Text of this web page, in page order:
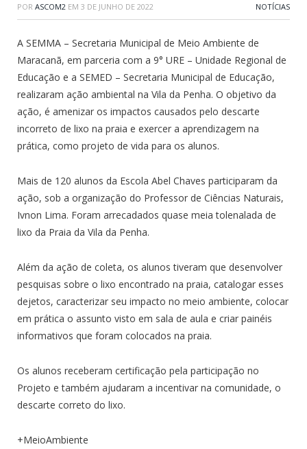
POR ASCOM2 EM 3 DE JUNHO DE 2022 NOTÍCIAS
A SEMMA – Secretaria Municipal de Meio Ambiente de
Maracanã, em parceria com a 9° URE – Unidade Regional de
Educação e a SEMED – Secretaria Municipal de Educação,
realizaram ação ambiental na Vila da Penha. O objetivo da
ação, é amenizar os impactos causados pelo descarte
incorreto de lixo na praia e exercer a aprendizagem na
prática, como projeto de vida para os alunos.
Mais de 120 alunos da Escola Abel Chaves participaram da
ação, sob a organização do Professor de Ciências Naturais,
Ivnon Lima. Foram arrecadados quase meia tolenalada de
lixo da Praia da Vila da Penha.
Além da ação de coleta, os alunos tiveram que desenvolver
pesquisas sobre o lixo encontrado na praia, catalogar esses
dejetos, caracterizar seu impacto no meio ambiente, colocar
em prática o assunto visto em sala de aula e criar painéis
informativos que foram colocados na praia.
Os alunos receberam certificação pela participação no
Projeto e também ajudaram a incentivar na comunidade, o
descarte correto do lixo.
+MeioAmbiente